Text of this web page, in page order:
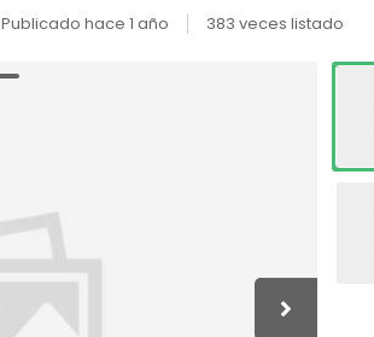
Publicado hace 1 año 383 veces listado